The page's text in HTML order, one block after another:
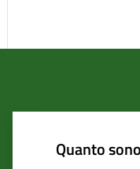
Quanto